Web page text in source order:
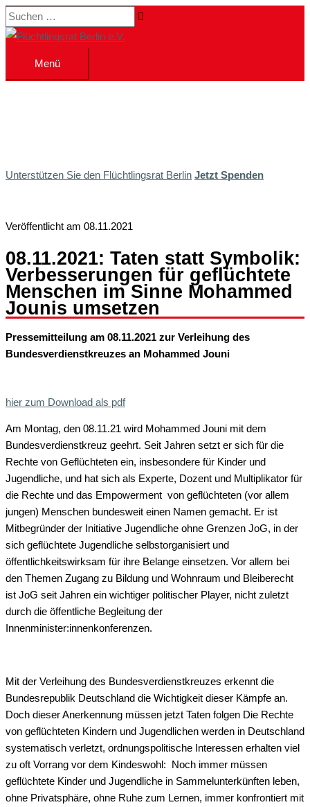
Zum
Inhalt
Suchen …
Menü
Menü
Unterstützen Sie den Flüchtlingsrat Berlin Jetzt Spenden
Veröffentlicht am 08.11.2021
08.11.2021: Taten statt Symbolik:
Verbesserungen für geflüchtete
Menschen im Sinne Mohammed
Jounis umsetzen
Pressemitteilung am 08.11.2021 zur Verleihung des
Bundesverdienstkreuzes an Mohammed Jouni
hier zum Download als pdf
Am Montag, den 08.11.21 wird Mohammed Jouni mit dem
Bundesverdienstkreuz geehrt. Seit Jahren setzt er sich für die
Rechte von Geflüchteten ein, insbesondere für Kinder und
Jugendliche, und hat sich als Experte, Dozent und Multiplikator für
die Rechte und das Empowerment von geflüchteten (vor allem
jungen) Menschen bundesweit einen Namen gemacht. Er ist
Mitbegründer der Initiative Jugendliche ohne Grenzen JoG, in der
sich geflüchtete Jugendliche selbstorganisiert und
öffentlichkeitswirksam für ihre Belange einsetzen. Vor allem bei
den Themen Zugang zu Bildung und Wohnraum und Bleiberecht
ist JoG seit Jahren ein wichtiger politischer Player, nicht zuletzt
durch die öffentliche Begleitung der
Innenminister:innenkonferenzen.
Mit der Verleihung des Bundesverdienstkreuzes erkennt die
Bundesrepublik Deutschland die Wichtigkeit dieser Kämpfe an.
Doch dieser Anerkennung müssen jetzt Taten folgen Die Rechte
von geflüchteten Kindern und Jugendlichen werden in Deutschland
systematisch verletzt, ordnungspolitische Interessen erhalten viel
zu oft Vorrang vor dem Kindeswohl: Noch immer müssen
geflüchtete Kinder und Jugendliche in Sammelunterkünften leben,
ohne Privatsphäre, ohne Ruhe zum Lernen, immer konfrontiert mit